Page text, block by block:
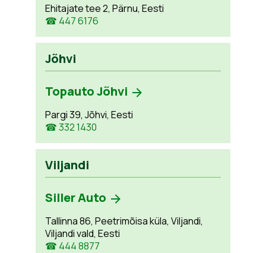
Ehitajate tee 2, Pärnu, Eesti
☎ 447 6176
Jõhvi
Topauto Jõhvi
Pargi 39, Jõhvi, Eesti
☎ 332 1430
Viljandi
Siller Auto
Tallinna 86, Peetrimõisa küla, Viljandi,
Viljandi vald, Eesti
☎ 444 8877